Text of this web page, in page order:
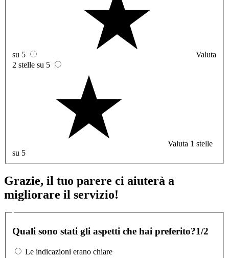
su 5
Valuta
2 stelle su 5
Valuta 1 stelle
su 5
Grazie, il tuo parere ci aiuterà a
migliorare il servizio!
Quali sono stati gli aspetti che hai preferito?1/2
Le indicazioni erano chiare